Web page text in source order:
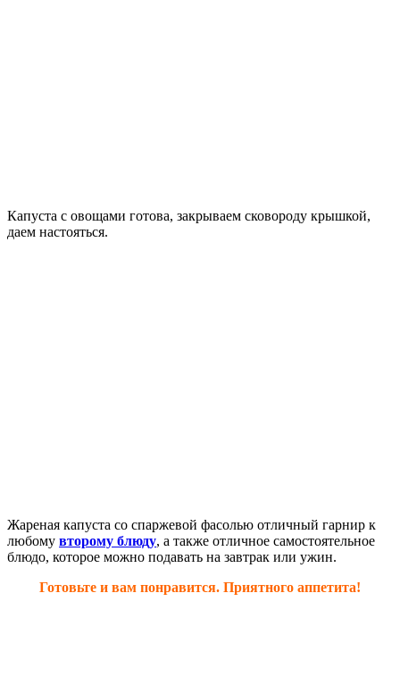
Капуста с овощами готова, закрываем сковороду крышкой,
даем настояться.
Жареная капуста со спаржевой фасолью отличный гарнир к
любому второму блюду, а также отличное самостоятельное
блюдо, которое можно подавать на завтрак или ужин.
Готовьте и вам понравится. Приятного аппетита!